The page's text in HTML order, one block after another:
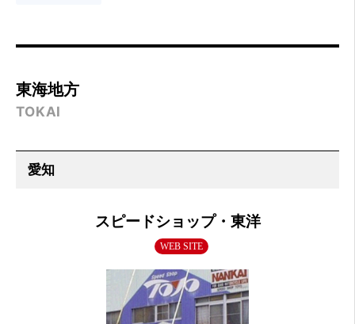
東海地方
TOKAI
スピードショップ・東洋
WEB SITE